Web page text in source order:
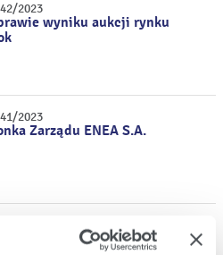
2023
wyniku aukcji rynku
2023
Zarządu ENEA S.A.
wstępnych wyników